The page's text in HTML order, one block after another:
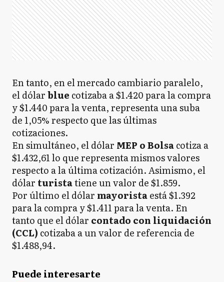
En tanto, en el mercado cambiario paralelo,
el dólarblue cotizaba a $1.420 para la compra
y $1.440 para la venta, representa una suba
de 1,05% respecto que las últimas
cotizaciones.
En simultáneo, el dólar MEP o Bolsacotiza a
$1.432,61 lo que representa mismos valores
respecto a la última cotización. Asimismo, el
dólar turistatiene un valor de $1.859.
Por último el dólar mayoristaestá $1.392
para la compra y $1.411 para la venta. En
tanto que el dólar contado con liquidación
(CCL) cotizaba a un valor de referencia de
$1.488,94.
Puede interesarte